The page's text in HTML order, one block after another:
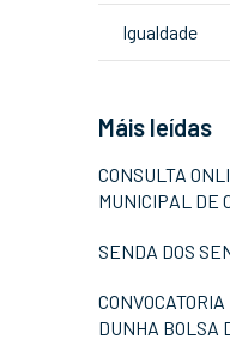
Igualdade
Máis leídas
CONSULTA
MUNICIPAL DE
SENDA DOS
DUNHA BOLSA